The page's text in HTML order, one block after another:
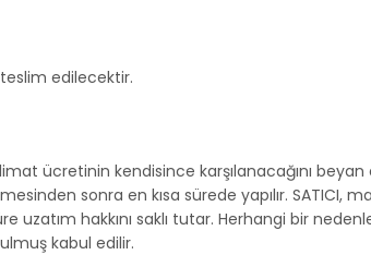
edilecektir.
ücretinin kendisince karşılanacağını
sonra en kısa sürede yapılır. SATICI,
uzatım hakkını saklı tutar. Herhangi bir
kabul edilir.